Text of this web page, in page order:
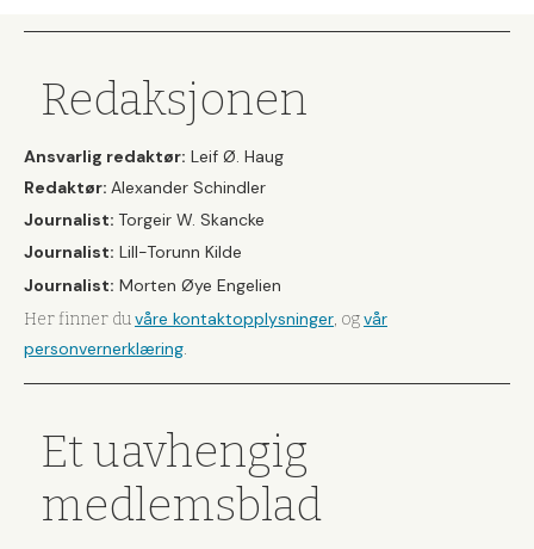
Redaksjonen
Ansvarlig redaktør: Leif Ø. Haug
Redaktør: Alexander Schindler
Journalist: Torgeir W. Skancke
Journalist: Lill-Torunn Kilde
Journalist: Morten Øye Engelien
Her finner duvåre kontaktopplysninger, ogvår
personvernerklæring.
Et uavhengig
medlemsblad